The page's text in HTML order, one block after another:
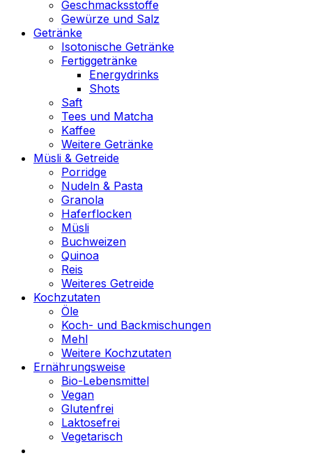
Geschmacksstoffe
Gewürze und Salz
Getränke
Isotonische Getränke
Fertiggetränke
Energydrinks
Shots
Saft
Tees und Matcha
Kaffee
Weitere Getränke
Müsli & Getreide
Porridge
Nudeln & Pasta
Granola
Haferflocken
Müsli
Buchweizen
Quinoa
Reis
Weiteres Getreide
Kochzutaten
Öle
Koch- und Backmischungen
Mehl
Weitere Kochzutaten
Ernährungsweise
Bio-Lebensmittel
Vegan
Glutenfrei
Laktosefrei
Vegetarisch